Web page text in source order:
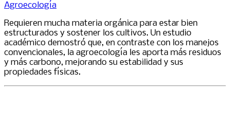
Agroecología
Requieren mucha materia orgánica para estar bien
estructurados y sostener los cultivos. Un estudio
académico demostró que, en contraste con los manejos
convencionales, la agroecología les aporta más residuos
y más carbono, mejorando su estabilidad y sus
propiedades físicas.